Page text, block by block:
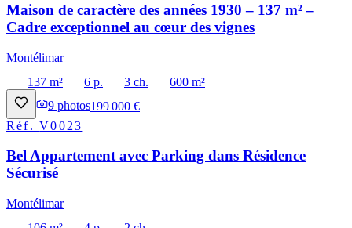
Maison de caractère des années 1930 – 137 m² –
Cadre exceptionnel au cœur des vignes
Montélimar
137 m²
6 p. 3 ch.
600 m²
9 photos199 000 €
Réf.V0023
Bel Appartement avec Parking dans Résidence
Sécurisé
Montélimar